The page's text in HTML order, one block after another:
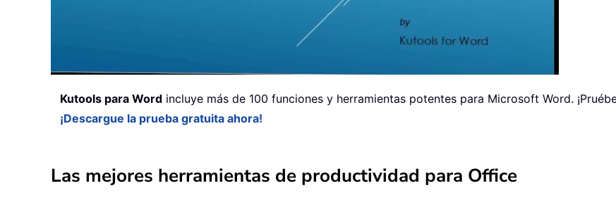
Kutools para Word incluye más de 100 funciones y herramientas potentes para Microsoft Word.
¡Descargue la prueba gratuita ahora!
Las mejores herramientas de productividad para Office